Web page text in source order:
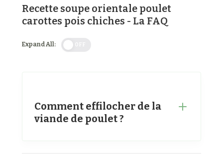
Recette soupe orientale poulet
carottes pois chiches - La FAQ
Expand All:
Comment effilocher de la
viande de poulet ?